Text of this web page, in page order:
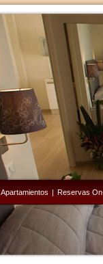
Apartamientos | Reservas